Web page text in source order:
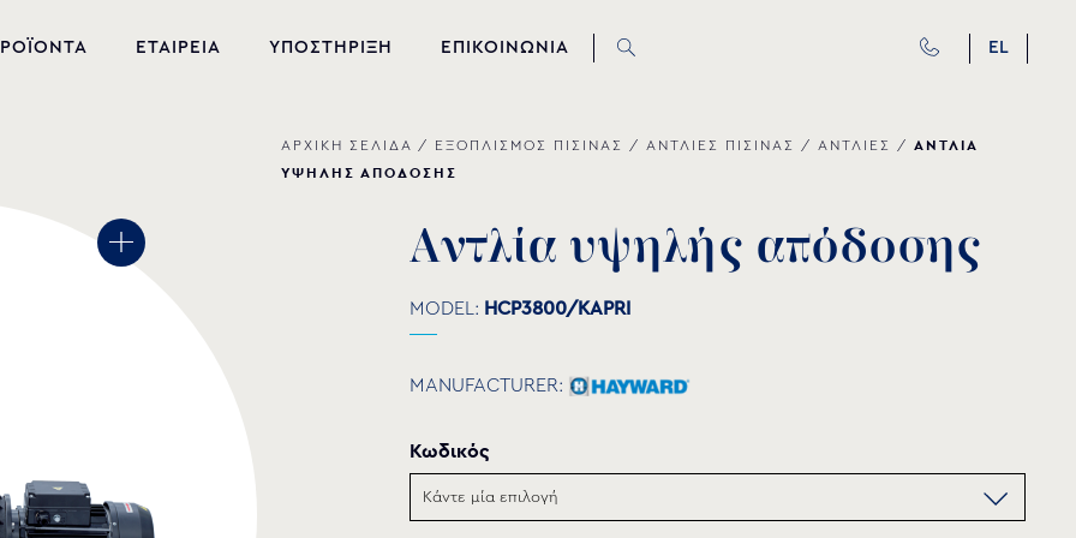
EL
ΧΗΜΙΚΑ ΠΙΣΙΝΑΣ
ΕΤΑΙΡΕΙΑ ΥΠΟΣΤΗΡΙΞΗ ΕΠΙΚΟΙΝΩΝΙΑ
ΑΡΧΙΚΗ ΣΕΛΙΔΑ / ΕΞΟΠΛΙΣΜΟΣ ΠΙΣΙΝΑΣ / ΑΝΤΛΙΕΣ ΠΙΣΙΝΑΣ / ΑΝΤΛΙΕΣ / ΑΝΤΛΙΑ
ΥΨΗΛΗΣ ΑΠΟΔΟΣΗΣ
Αντλία υψηλής απόδοσης
MODEL: HCP3800/KAPRI
MANUFACTURER:
Κωδικός